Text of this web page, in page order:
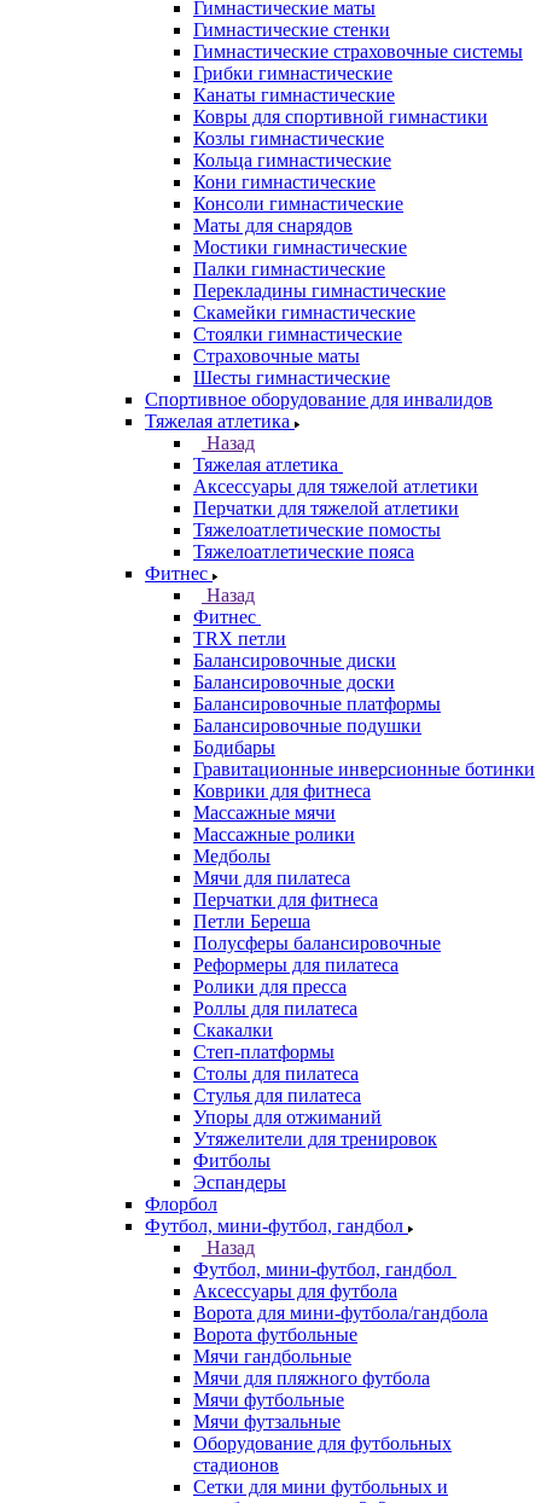
Гимнастические маты
Гимнастические стенки
Гимнастические страховочные системы
Грибки гимнастические
Канаты гимнастические
Ковры для спортивной гимнастики
Козлы гимнастические
Кольца гимнастические
Кони гимнастические
Консоли гимнастические
Маты для снарядов
Мостики гимнастические
Палки гимнастические
Перекладины гимнастические
Скамейки гимнастические
Стоялки гимнастические
Страховочные маты
Шесты гимнастические
Спортивное оборудование для инвалидов
Тяжелая атлетика
Назад
Тяжелая атлетика
Аксессуары для тяжелой атлетики
Перчатки для тяжелой атлетики
Тяжелоатлетические помосты
Тяжелоатлетические пояса
Фитнес
Назад
Фитнес
TRX петли
Балансировочные диски
Балансировочные доски
Балансировочные платформы
Балансировочные подушки
Бодибары
Гравитационные инверсионные ботинки
Коврики для фитнеса
Массажные мячи
Массажные ролики
Медболы
Мячи для пилатеса
Перчатки для фитнеса
Петли Береша
Полусферы балансировочные
Реформеры для пилатеса
Ролики для пресса
Роллы для пилатеса
Скакалки
Степ-платформы
Столы для пилатеса
Стулья для пилатеса
Упоры для отжиманий
Утяжелители для тренировок
Фитболы
Эспандеры
Флорбол
Футбол, мини-футбол, гандбол
Назад
Футбол, мини-футбол, гандбол
Аксессуары для футбола
Ворота для мини-футбола/гандбола
Ворота футбольные
Мячи гандбольные
Мячи для пляжного футбола
Мячи футбольные
Мячи футзальные
Оборудование для футбольных
стадионов
Сетки для мини футбольных и